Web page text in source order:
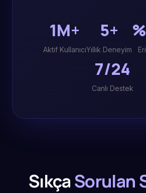
1M+
Aktif Kullanıcı
5+
Yıllık Deneyim
7/24
Canlı Destek
SıkçaSorulan